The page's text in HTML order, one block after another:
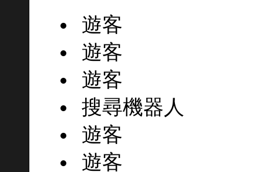
遊客
遊客
遊客
搜尋機器人
遊客
遊客